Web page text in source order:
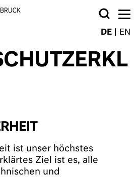
DE EN
ist unser höchstes
Ziel ist es, alle
und